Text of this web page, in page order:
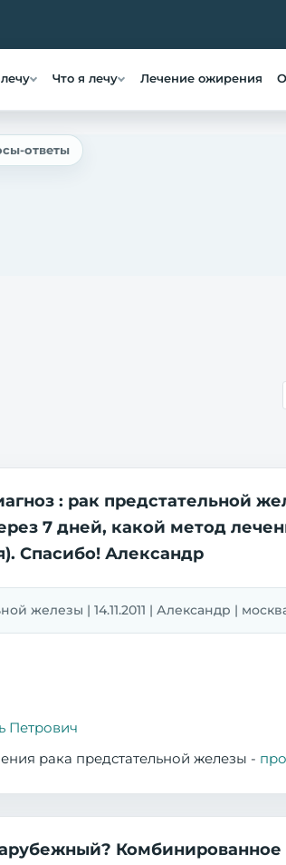
Что я лечу Лечение ожирения
ответы
: рак предстательной
7 дней, какой метод
Спасибо! Александр
железы | 14.11.2011 | Александр |
Петрович
рака предстательной железы -